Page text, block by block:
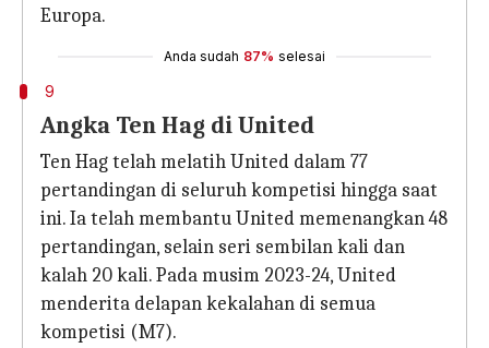
Europa.
Anda sudah 87% selesai
9
Angka Ten Hag di United
Ten Hag telah melatih United dalam 77
pertandingan di seluruh kompetisi hingga saat
ini. Ia telah membantu United memenangkan 48
pertandingan, selain seri sembilan kali dan
kalah 20 kali. Pada musim 2023-24, United
menderita delapan kekalahan di semua
kompetisi (M7).